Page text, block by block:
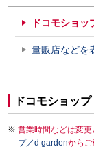
ドコモショッ
量販店などを
ドコモショップ
営業時間などは変
プ／d gardenからご